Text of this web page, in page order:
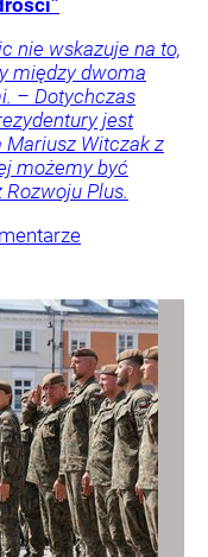
nie wskazuje na to,
między dwoma
– Dotychczas
jest
Mariusz Witczak z
możemy być
Plus.